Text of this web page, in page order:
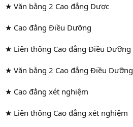
★ Văn bằng 2 Cao đẳng Dược
★ Cao đẳng Điều Dưỡng
★ Liên thông Cao đẳng Điều Dưỡng
★ Văn bằng 2 Cao đẳng Điều Dưỡng
★ Cao đẳng xét nghiệm
★ Liên thông Cao đẳng xét nghiệm